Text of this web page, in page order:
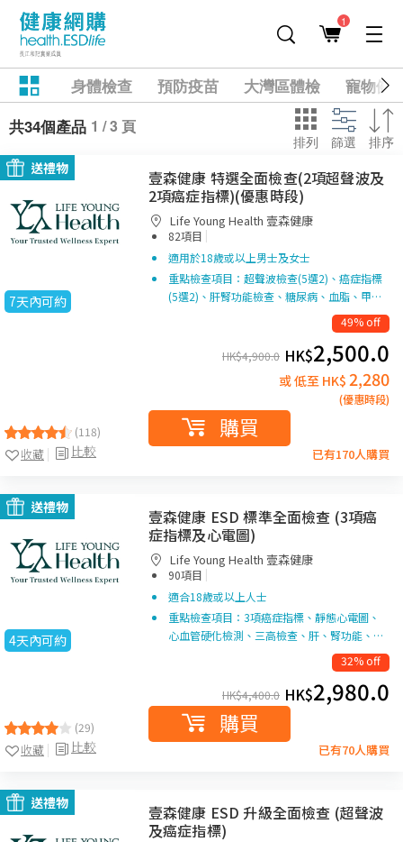
1
身體檢查 預防疫苗 大灣區體檢
寵物健
共34個產品 1 / 3 頁
排列 篩選
排序
送禮物
7天內可約
(118)
比較
收藏
壹森健康 特選全面檢查(2項超聲波及
2項癌症指標)(優惠時段)
Life Young Health 壹森健康
82項目 |
適用於18歲或以上男士及女士
重點檢查項目：超聲波檢查(5選2)、癌症指標
(5選2)、肝腎功能檢查、糖尿病、血脂、甲…
49% off
HK$4,900.0 HK$2,500.0
或 低至 HK$ 2,280
(優惠時段)
購買
已有170人購買
送禮物
4天內可約
(29)
比較
收藏
壹森健康 ESD 標準全面檢查 (3項癌
症指標及心電圖)
Life Young Health 壹森健康
90項目 |
適合18歲或以上人士
重點檢查項目：3項癌症指標、靜態心電圖、
心血管硬化檢測、三高檢查、肝、腎功能、…
32% off
HK$4,400.0 HK$2,980.0
購買
已有70人購買
送禮物
壹森健康 ESD 升級全面檢查 (超聲波
及癌症指標)